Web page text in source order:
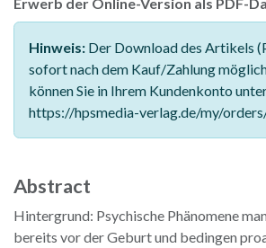
Hinweis: Der Download des Artikels
sofort nach dem Kauf/Zahlung
können Sie in Ihrem Kundenkonto
https://hpsmedia-verlag.de/my/
Abstract
Hintergrund: Psychische Phänomene
bereits vor der Geburt und bedingen